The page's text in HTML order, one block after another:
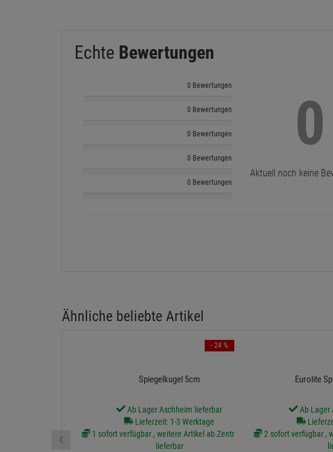
Echte Bewertungen
0 Bewertungen
0 Bewertungen
0 Bewertungen
0 Bewertungen
0 Bewertungen
0
Aktuell noch keine
Ähnliche beliebte Artikel
Spiegelkugel 5cm
Ab Lager Aschheim lieferbar
Lieferzeit: 1-3 Werktage
1 sofort verfügbar , weitere Artikel ab Zentrallager
lieferbar
- 24 %
Eurolite
Ab Lager
2 sofort verfügbar ,
‹